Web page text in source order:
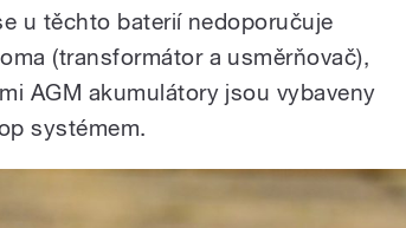
u těchto baterií nedoporučuje
(transformátor a usměrňovač),
AGM akumulátory jsou vybaveny
systémem.